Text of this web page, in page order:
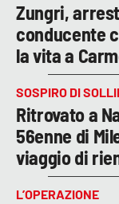
Zungri,
conducente
la vita a
SOSPIRO DI
Ritrovato a
56enne di
viaggio di
L’OPERAZIONE